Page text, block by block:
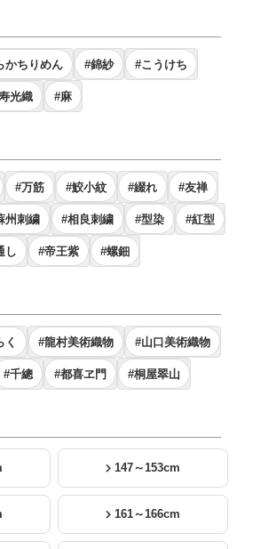
かちりめん #錦紗 #こうけち
光織 #麻
#万筋 #鮫小紋 #綴れ #友禅
州刺繍 #相良刺繍 #型染 #紅型
し #帝王紫 #螺鈿
く #龍村美術織物 #山口美術織物
#千總 #都喜ヱ門 #桐屋翠山
147～153cm
161～166cm